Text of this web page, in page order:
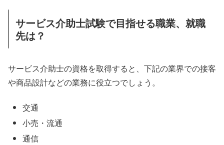
サービス介助士試験で目指せる職業、就職
先は？
サービス介助士の資格を取得すると、下記の業界での接客
や商品設計などの業務に役立つでしょう。
交通
小売・流通
通信